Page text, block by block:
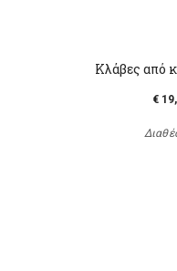
Κλάβες από
€